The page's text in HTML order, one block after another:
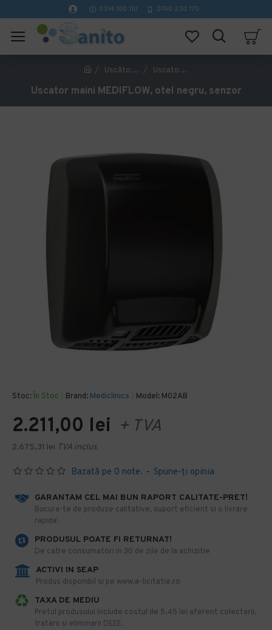
0314 100 110 0740 230 170
Uscătoare mâini Uscator maini MEDIFLOW, otel negru, senzor
Uscator maini MEDIFLOW, otel negru, senzor
Stoc: În Stoc Brand: Mediclinics Model: M02AB
Bazată pe 0 note. - Spune-ţi opinia
2.211,00 lei + TVA
2.675,31 lei TVA inclus
GARANTAM CEL MAI BUN RAPORT CALITATE-PRET!
​Bucura-te de produse calitative, suport eficient si o livrare
rapida!
PRODUSUL POATE FI RETURNAT!
De catre consumatori in 30 de zile de la achizitie
ACTIVI IN SEAP
Produs disponibil si pe www.e-licitatie.ro
TAXA DE MEDIU
Pretul produsului include costul de 5,45 lei aferent colectarii,
tratarii si eliminarii DEEE.